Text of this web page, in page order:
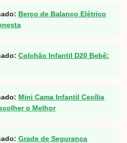
Berço de Balanço Elétrico
Colchão Infantil D20 Bebê:
Mini Cama Infantil Cecília
o Melhor
Grade de Segurança